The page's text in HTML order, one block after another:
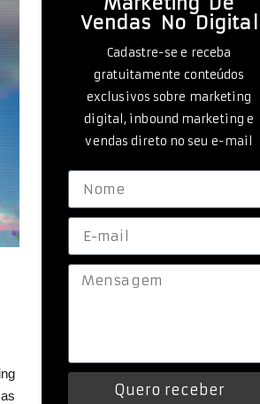
Vendas No Digital
Cadastre-se e receba
gratuitamente conteúdos
exclusivos sobre marketing
digital, inbound marketing e
vendas direto no seu e-mail
Quero receber